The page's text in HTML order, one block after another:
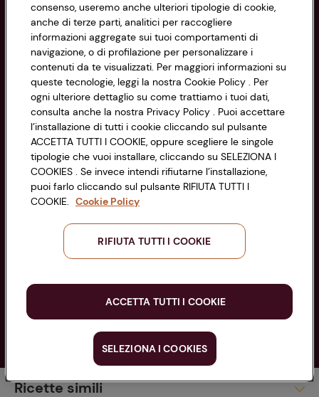
Ricette simili
Cookie Policy
Impostazioni Cookie
Accessibilità
CONAD SOCIETÀ COOPERATIVA
Via Michelino, 59 | 40127 BOLOGNA
Codice Fiscale e Registro Imprese
di Bologna 00865960157
PARTITA IVA 03320960374
Servizio clienti
Seguici sui Social:
Scarica l'app
Copyright @ Conad 2025
consenso, useremo anche ulteriori tipologie di cookie,
anche di terze parti, analitici per raccogliere
informazioni aggregate sui tuoi comportamenti di
navigazione, o di profilazione per personalizzare i
contenuti da te visualizzati. Per maggiori informazioni su
queste tecnologie, leggi la nostra Cookie Policy . Per
ogni ulteriore dettaglio su come trattiamo i tuoi dati,
consulta anche la nostra Privacy Policy . Puoi accettare
l’installazione di tutti i cookie cliccando sul pulsante
ACCETTA TUTTI I COOKIE, oppure scegliere le singole
tipologie che vuoi installare, cliccando su SELEZIONA I
COOKIES . Se invece intendi rifiutarne l’installazione,
puoi farlo cliccando sul pulsante RIFIUTA TUTTI I
COOKIE. Cookie Policy
RIFIUTA TUTTI I COOKIE
ACCETTA TUTTI I COOKIE
SELEZIONA I COOKIES